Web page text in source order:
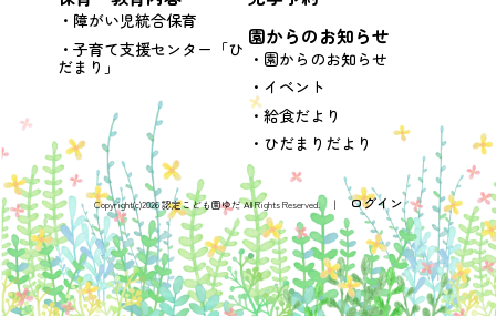
障がい児統合保育
子育て支援センター「ひ
だまり」
園からのお知らせ
園からのお知らせ
イベント
給食だより
ひだまりだより
Copyright(c)2026 認定こども園ゆだ All Rights Reserved. │ログイン